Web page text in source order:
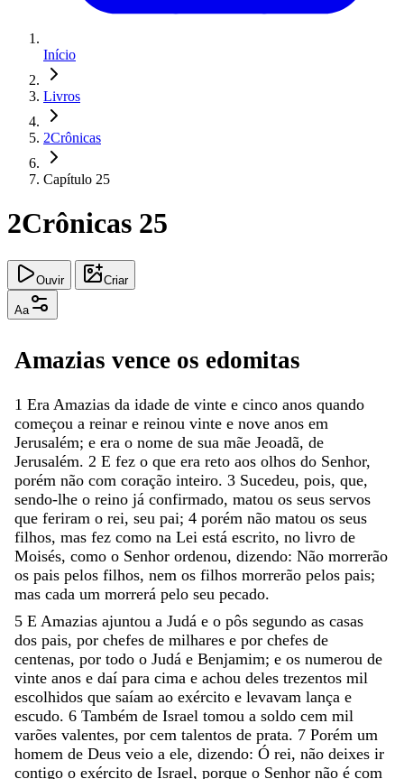
Início
Livros
2Crônicas
Capítulo 25
2Crônicas 25
Ouvir Criar
Aa
Amazias vence os edomitas
1 Era Amazias da idade de vinte e cinco anos quando
começou a reinar e reinou vinte e nove anos em
Jerusalém; e era o nome de sua mãe Jeoadã, de
Jerusalém. 2 E fez o que era reto aos olhos do Senhor,
porém não com coração inteiro. 3 Sucedeu, pois, que,
sendo-lhe o reino já confirmado, matou os seus servos
que feriram o rei, seu pai; 4 porém não matou os seus
filhos, mas fez como na Lei está escrito, no livro de
Moisés, como o Senhor ordenou, dizendo: Não morrerão
os pais pelos filhos, nem os filhos morrerão pelos pais;
mas cada um morrerá pelo seu pecado.
5 E Amazias ajuntou a Judá e o pôs segundo as casas
dos pais, por chefes de milhares e por chefes de
centenas, por todo o Judá e Benjamim; e os numerou de
vinte anos e daí para cima e achou deles trezentos mil
escolhidos que saíam ao exército e levavam lança e
escudo. 6 Também de Israel tomou a soldo cem mil
varões valentes, por cem talentos de prata. 7 Porém um
homem de Deus veio a ele, dizendo: Ó rei, não deixes ir
contigo o exército de Israel, porque o Senhor não é com